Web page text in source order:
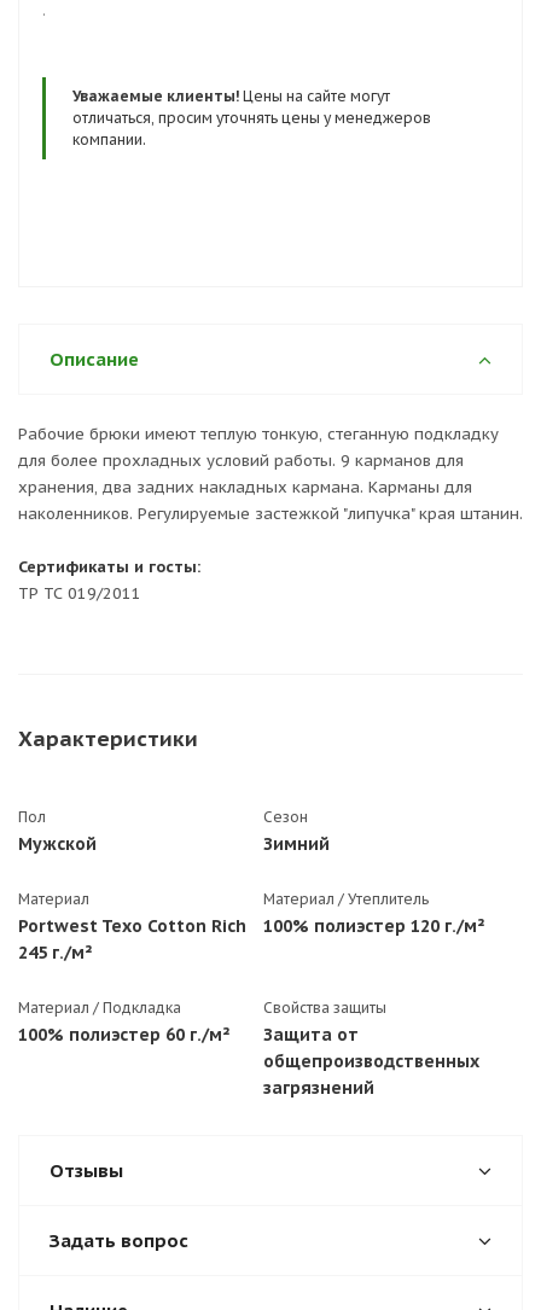
.
Уважаемые клиенты! Цены на сайте могут
отличаться, просим уточнять цены у менеджеров
компании.
Описание
Рабочие брюки имеют теплую тонкую, стеганную подкладку
для более прохладных условий работы. 9 карманов для
хранения, два задних накладных кармана. Карманы для
наколенников. Регулируемые застежкой "липучка" края штанин.
Сертификаты и госты:
ТР ТС 019/2011
Характеристики
Пол
Мужской
Сезон
Зимний
Материал
Portwest Texo Cotton Rich
245 г./м²
Материал / Утеплитель
100% полиэстер 120 г./м²
Материал / Подкладка
100% полиэстер 60 г./м²
Свойства защиты
Защита от
общепроизводственных
загрязнений
Отзывы
Задать вопрос